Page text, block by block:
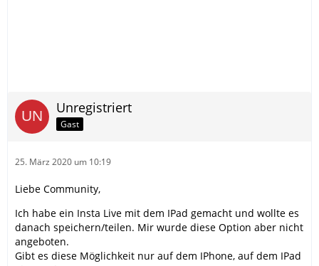
Unregistriert
Gast
25. März 2020 um 10:19
Liebe Community,
Ich habe ein Insta Live mit dem IPad gemacht und wollte es
danach speichern/teilen. Mir wurde diese Option aber nicht
angeboten.
Gibt es diese Möglichkeit nur auf dem IPhone, auf dem IPad